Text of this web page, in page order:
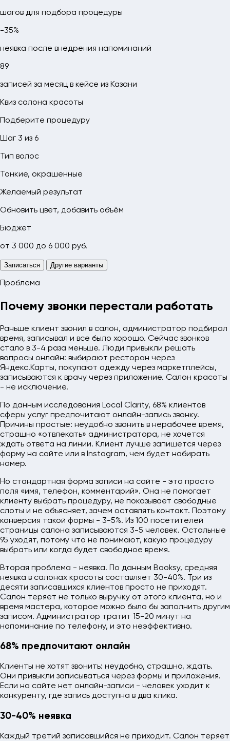
шагов для подбора процедуры
-35%
неявка после внедрения напоминаний
89
записей за месяц в кейсе из Казани
Квиз салона красоты
Подберите процедуру
Шаг 3 из 6
Тип волос
Тонкие, окрашенные
Желаемый результат
Обновить цвет, добавить объём
Бюджет
от 3 000 до 6 000 руб.
Записаться Другие варианты
Проблема
Почему звонки перестали работать
Раньше клиент звонил в салон, администратор подбирал
время, записывал и все было хорошо. Сейчас звонков
стало в 3-4 раза меньше. Люди привыкли решать
вопросы онлайн: выбирают ресторан через
Яндекс.Карты, покупают одежду через маркетплейсы,
записываются к врачу через приложение. Салон красоты
- не исключение.
По данным исследования Local Clarity, 68% клиентов
сферы услуг предпочитают онлайн-запись звонку.
Причины простые: неудобно звонить в нерабочее время,
страшно «отвлекать» администратора, не хочется
ждать ответа на линии. Клиент лучше запишется через
форму на сайте или в Instagram, чем будет набирать
номер.
Но стандартная форма записи на сайте - это просто
поля «имя, телефон, комментарий». Она не помогает
клиенту выбрать процедуру, не показывает свободные
слоты и не объясняет, зачем оставлять контакт. Поэтому
конверсия такой формы - 3-5%. Из 100 посетителей
страницы салона записываются 3-5 человек. Остальные
95 уходят, потому что не понимают, какую процедуру
выбрать или когда будет свободное время.
Вторая проблема - неявка. По данным Booksy, средняя
неявка в салонах красоты составляет 30-40%. Три из
десяти записавшихся клиентов просто не приходят.
Салон теряет не только выручку от этого клиента, но и
время мастера, которое можно было бы заполнить другим
записом. Администратор тратит 15-20 минут на
напоминание по телефону, и это неэффективно.
68% предпочитают онлайн
Клиенты не хотят звонить: неудобно, страшно, ждать.
Они привыкли записываться через формы и приложения.
Если на сайте нет онлайн-записи - человек уходит к
конкуренту, где запись доступна в два клика.
30-40% неявка
Каждый третий записавшийся не приходит. Салон теряет